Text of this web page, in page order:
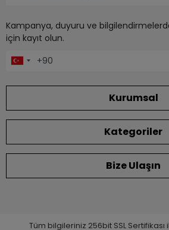
Kampanya, duyuru ve
için kayıt olun.
Kurumsal
Kategoriler
Bize Ulaşın
Tüm bilgileriniz 256bit SSL